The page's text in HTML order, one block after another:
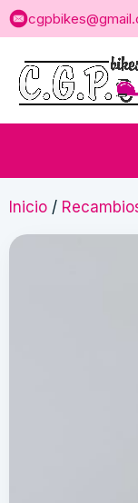
Saltar
al
Inicio /